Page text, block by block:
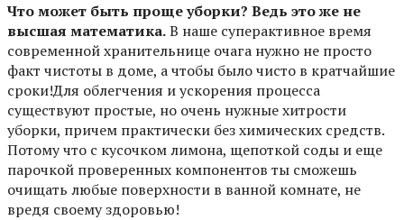
Что может быть проще уборки? Ведь это же не
высшая математика.В наше суперактивное время
современной хранительнице очага нужно не просто
факт чистоты в доме, а чтобы было чисто в кратчайшие
сроки!Для облегчения и ускорения процесса
существуют простые, но очень нужные хитрости
уборки, причем практически без химических средств.
Потому что с кусочком лимона, щепоткой соды и еще
парочкой проверенных компонентов ты сможешь
очищать любые поверхности в ванной комнате, не
вредя своему здоровью!